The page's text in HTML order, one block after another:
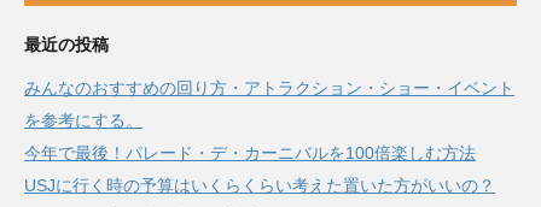
最近の投稿
みんなのおすすめの回り方・アトラクション・ショー・イベント
を参考にする。
今年で最後！パレード・デ・カーニバルを100倍楽しむ方法
USJに行く時の予算はいくらくらい考えた置いた方がいいの？